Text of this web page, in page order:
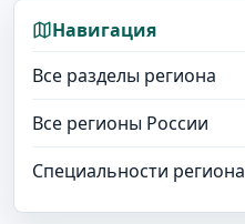
Навигация
Все разделы региона
Все регионы России
Специальности региона